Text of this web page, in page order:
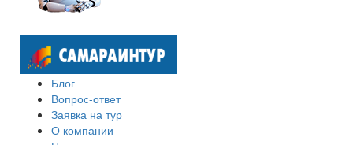
Блог
Вопрос-ответ
Заявка на тур
О компании